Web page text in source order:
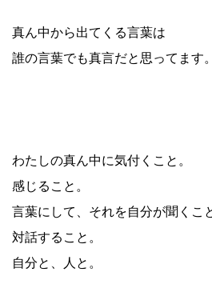
真ん中から出てくる言葉は
誰の言葉でも真言だと思ってます。
わたしの真ん中に気付くこと。
感じること。
言葉にして、それを自分が聞くこ
対話すること。
自分と、人と。